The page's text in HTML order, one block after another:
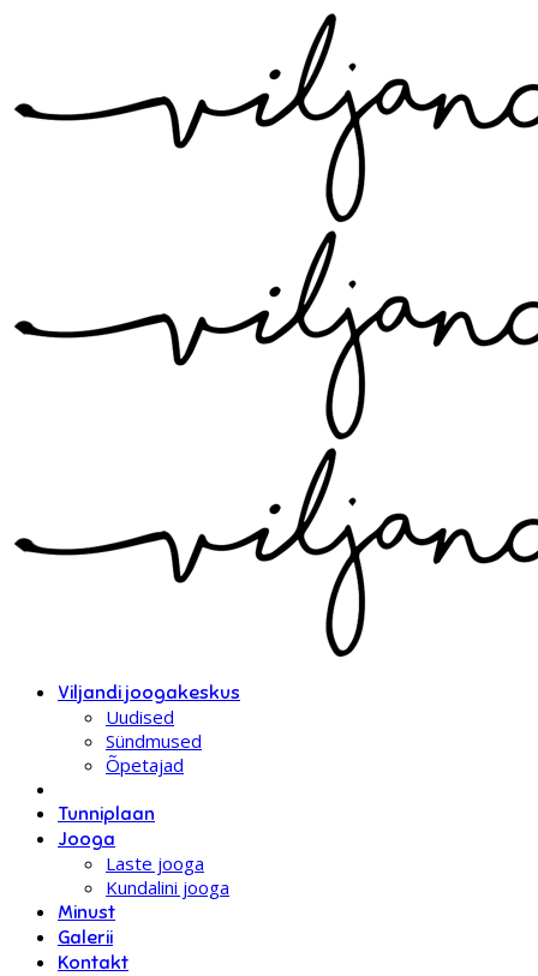
Viljandi joogakeskus
Uudised
Sündmused
Õpetajad
Tunniplaan
Jooga
Laste jooga
Kundalini jooga
Minust
Galerii
Kontakt